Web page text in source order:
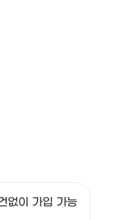
없이 가입 가능